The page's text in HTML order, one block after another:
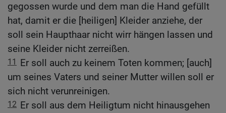
gegossen wurde und dem man die Hand gefüllt
hat, damit er die [heiligen] Kleider anziehe, der
soll sein Haupthaar nicht wirr hängen lassen und
seine Kleider nicht zerreißen.
11
Er soll auch zu keinem Toten kommen; [auch]
um seines Vaters und seiner Mutter willen soll er
sich nicht verunreinigen.
12 Er soll aus dem Heiligtum nicht hinausgehen